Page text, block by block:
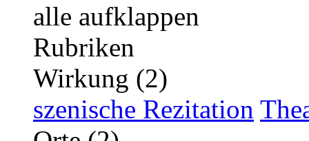
alle aufklappen
Rubriken
Wirkung (2)
szenische Rezitation